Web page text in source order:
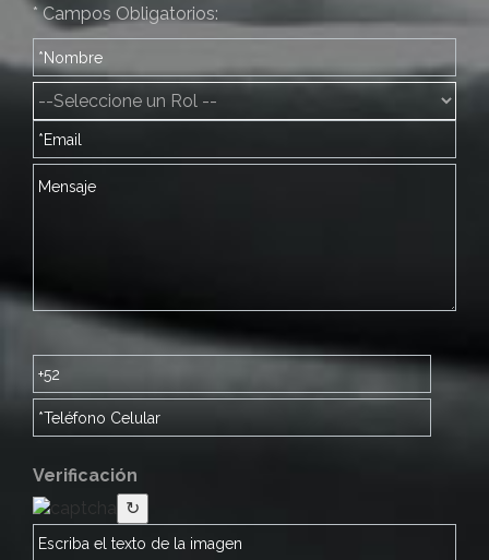
* Campos Obligatorios:
Verificación
↻